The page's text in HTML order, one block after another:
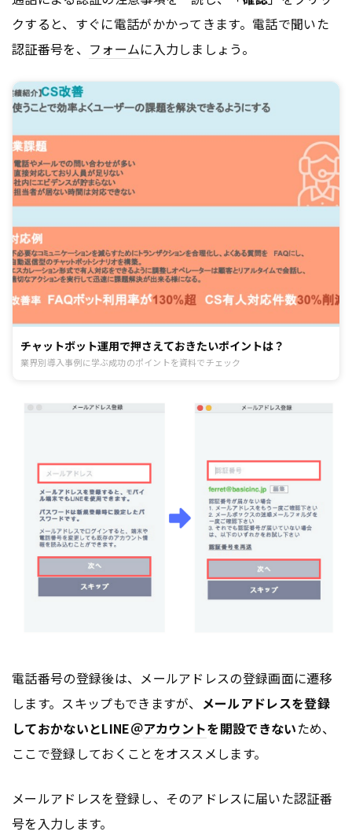
クすると、すぐに電話がかかってきます。電話で聞いた
認証番号を、 フォームに入力しましょう。
チャットボット運用で押さえておきたいポイントは？
業界別導入事例に学ぶ成功のポイントを資料でチェック
電話番号の登録後は、メールアドレスの登録画面に遷移
します。スキップもできますが、 メールアドレスを登録
しておかないとLINE＠アカウントを開設できないため、
ここで登録しておくことをオススメします。
メールアドレスを登録し、そのアドレスに届いた認証番
号を入力します。